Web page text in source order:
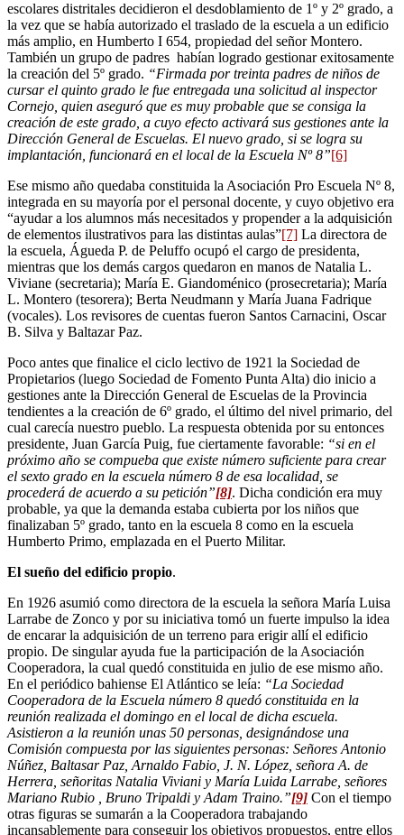
escolares distritales decidieron el desdoblamiento de 1º y 2º grado, a
la vez que se había autorizado el traslado de la escuela a un edificio
más amplio, en Humberto I 654, propiedad del señor Montero.
También un grupo de padres habían logrado gestionar exitosamente
la creación del 5º grado. “Firmada por treinta padres de niños de
cursar el quinto grado le fue entregada una solicitud al inspector
Cornejo, quien aseguró que es muy probable que se consiga la
creación de este grado, a cuyo efecto activará sus gestiones ante la
Dirección General de Escuelas. El nuevo grado, si se logra su
implantación, funcionará en el local de la Escuela Nº 8”[6]
Ese mismo año quedaba constituida la Asociación Pro Escuela Nº 8,
integrada en su mayoría por el personal docente, y cuyo objetivo era
“ayudar a los alumnos más necesitados y propender a la adquisición
de elementos ilustrativos para las distintas aulas”[7] La directora de
la escuela, Águeda P. de Peluffo ocupó el cargo de presidenta,
mientras que los demás cargos quedaron en manos de Natalia L.
Viviane (secretaria); María E. Giandoménico (prosecretaria); María
L. Montero (tesorera); Berta Neudmann y María Juana Fadrique
(vocales). Los revisores de cuentas fueron Santos Carnacini, Oscar
B. Silva y Baltazar Paz.
Poco antes que finalice el ciclo lectivo de 1921 la Sociedad de
Propietarios (luego Sociedad de Fomento Punta Alta) dio inicio a
gestiones ante la Dirección General de Escuelas de la Provincia
tendientes a la creación de 6º grado, el último del nivel primario, del
cual carecía nuestro pueblo. La respuesta obtenida por su entonces
presidente, Juan García Puig, fue ciertamente favorable: “si en el
próximo año se compueba que existe número suficiente para crear
el sexto grado en la escuela número 8 de esa localidad, se
procederá de acuerdo a su petición”[8]. Dicha condición era muy
probable, ya que la demanda estaba cubierta por los niños que
finalizaban 5º grado, tanto en la escuela 8 como en la escuela
Humberto Primo, emplazada en el Puerto Militar.
El sueño del edificio propio.
En 1926 asumió como directora de la escuela la señora María Luisa
Larrabe de Zonco y por su iniciativa tomó un fuerte impulso la idea
de encarar la adquisición de un terreno para erigir allí el edificio
propio. De singular ayuda fue la participación de la Asociación
Cooperadora, la cual quedó constituida en julio de ese mismo año.
En el periódico bahiense El Atlántico se leía: “La Sociedad
Cooperadora de la Escuela número 8 quedó constituida en la
reunión realizada el domingo en el local de dicha escuela.
Asistieron a la reunión unas 50 personas, designándose una
Comisión compuesta por las siguientes personas: Señores Antonio
Núñez, Baltasar Paz, Arnaldo Fabio, J. N. López, señora A. de
Herrera, señoritas Natalia Viviani y María Luida Larrabe, señores
Mariano Rubio , Bruno Tripaldi y Adam Traino.”[9] Con el tiempo
otras figuras se sumarán a la Cooperadora trabajando
incansablemente para conseguir los objetivos propuestos, entre ellos